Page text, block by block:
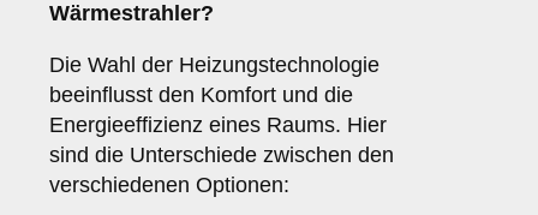
Wärmestrahler?
Die Wahl der Heizungstechnologie
beeinflusst den Komfort und die
Energieeffizienz eines Raums. Hier
sind die Unterschiede zwischen den
verschiedenen Optionen: